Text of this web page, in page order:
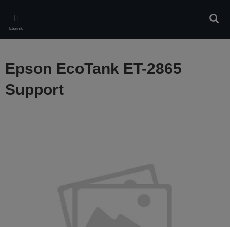
main
content
Izbornik
Epson EcoTank ET-2865
Support